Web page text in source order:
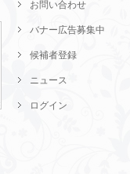
お問い合わせ
バナー広告募集中
候補者登録
ニュース
ログイン